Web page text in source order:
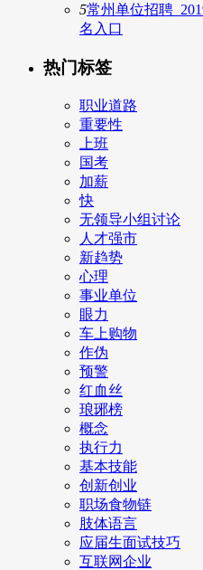
5常州单位招聘
名入口
热门标签
职业道路
重要性
上班
国考
加薪
快
无领导小组讨论
人才强市
新趋势
心理
事业单位
眼力
车上购物
作伪
预警
红血丝
琅琊榜
概念
执行力
基本技能
创新创业
职场食物链
肢体语言
应届生面试技巧
互联网企业